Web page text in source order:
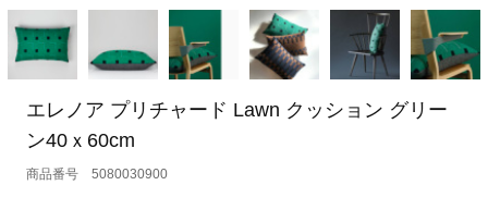
エレノア プリチャード Lawn クッション グリー
ン40ｘ60cm
5080030900